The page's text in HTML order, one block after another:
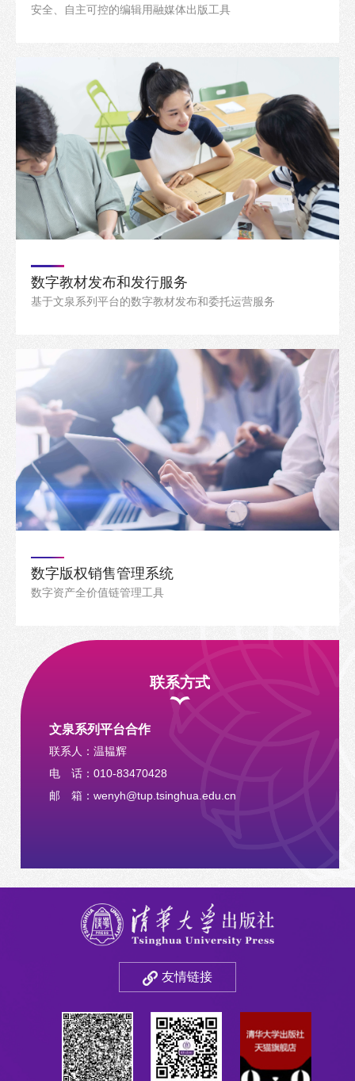
安全、自主可控的编辑用融媒体出版工具
数字教材发布和发行服务
基于文泉系列平台的数字教材发布和委托运营服务
数字版权销售管理系统
数字资产全价值链管理工具
联系方式
文泉系列平台合作
联系人：温韫辉
电 话：010-83470428
邮 箱：wenyh@tup.tsinghua.edu.cn
友情链接